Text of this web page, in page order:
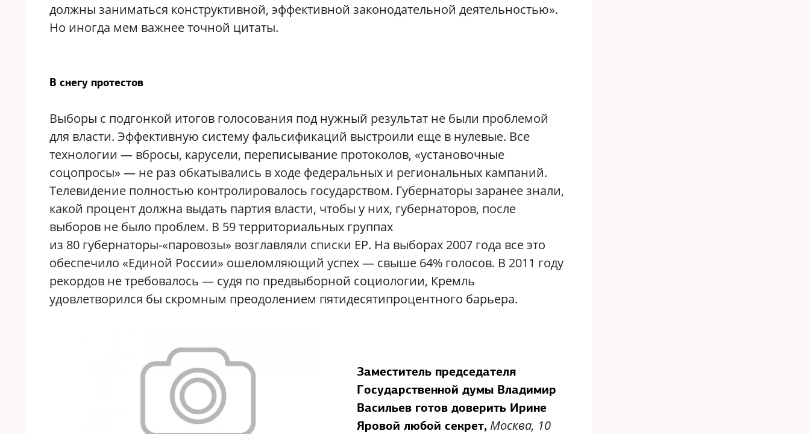
должны заниматься конструктивной, эффективной законодательной деятельностью».
Но иногда мем важнее точной цитаты.
В снегу протестов
Выборы с подгонкой итогов голосования под нужный результат не были проблемой
для власти. Эффективную систему фальсификаций выстроили еще в нулевые. Все
технологии — вбросы, карусели, переписывание протоколов, «установочные
соцопросы» — не раз обкатывались в ходе федеральных и региональных кампаний.
Телевидение полностью контролировалось государством. Губернаторы заранее знали,
какой процент должна выдать партия власти, чтобы у них, губернаторов, после
выборов не было проблем. В 59 территориальных группах
из 80 губернаторы-«паровозы» возглавляли списки ЕР. На выборах 2007 года все это
обеспечило «Единой России» ошеломляющий успех — свыше 64% голосов. В 2011 году
рекордов не требовалось — судя по предвыборной социологии, Кремль
удовлетворился бы скромным преодолением пятидесятипроцентного барьера.
Заместитель председателя
Государственной думы Владимир
Васильев готов доверить Ирине
Яровой любой секрет, Москва, 10